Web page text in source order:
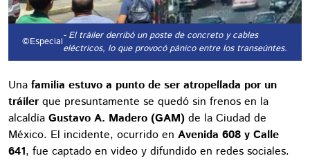
©Especial- El tráiler derribó un poste de concreto y cables
eléctricos, lo que provocó pánico entre los transeúntes.
Una familia estuvo a punto de ser atropellada por un
tráiler que presuntamente se quedó sin frenos en la
alcaldía Gustavo A. Madero (GAM) de la Ciudad de
México. El incidente, ocurrido en Avenida 608 y Calle
641, fue captado en video y difundido en redes sociales.